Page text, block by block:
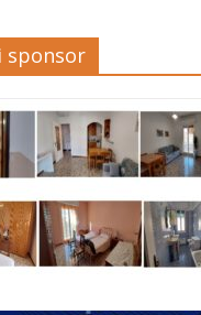
sponsor